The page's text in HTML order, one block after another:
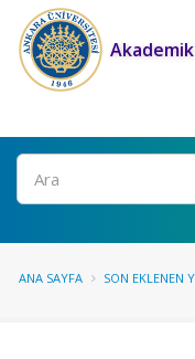
Ara
ANA SAYFA SON EKLENEN